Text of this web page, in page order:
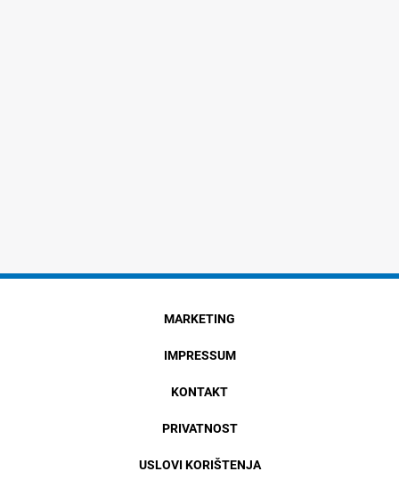
MARKETING
IMPRESSUM
KONTAKT
PRIVATNOST
USLOVI KORIŠTENJA